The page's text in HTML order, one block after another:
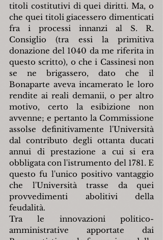
titoli costitutivi di quei diritti. Ma, o
che quei titoli giacessero dimenticati
fra i processi innanzi al S. R.
Consiglio (tra essi la primitiva
donazione del 1040 da me riferita in
questo scritto), o che i Cassinesi non
se ne brigassero, dato che il
Bonaparte aveva incamerato le loro
rendite ai reali demanii, o per altro
motivo, certo la esibizione non
avvenne; e pertanto la Commissione
assolse definitivamente l'Università
dal contributo degli ottanta ducati
annui di prestazione a cui si era
obbligata con l'istrumento del 1781. E
questo fu l'unico positivo vantaggio
che l'Università trasse da quei
provvedimenti abolitivi della
feudalità.
Tra le innovazioni politico-
amministrative apportate dai